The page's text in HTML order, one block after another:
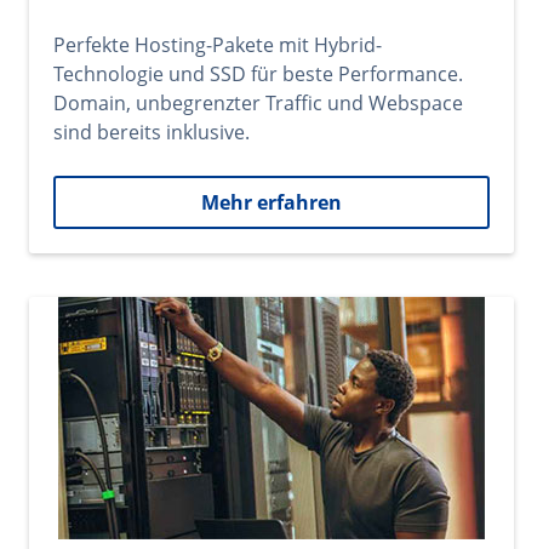
Perfekte Hosting-Pakete mit Hybrid-
Technologie und SSD für beste Performance.
Domain, unbegrenzter Traffic und Webspace
sind bereits inklusive.
Mehr erfahren